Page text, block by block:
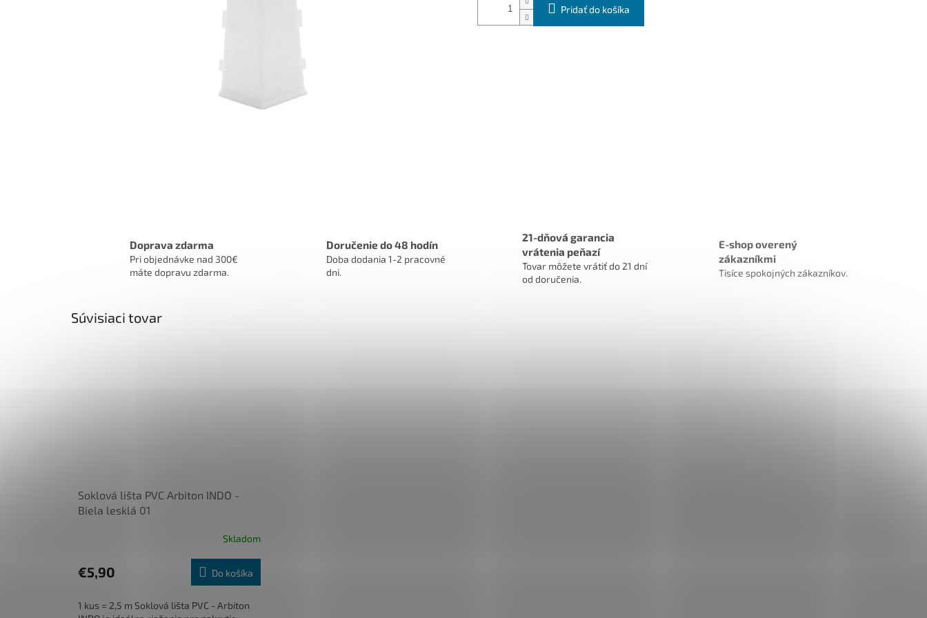
Pridať do košíka
Doprava zdarma
Pri objednávke nad 300€
máte dopravu zdarma.
Doručenie do 48 hodín
Doba dodania 1-2 pracovné
dni.
21-dňová garancia
vrátenia peňazí
Tovar môžete vrátiť do 21 dní
od doručenia.
E-shop overený
zákazníkmi
Tisíce spokojných zákazníkov.
Súvisiaci tovar
Soklová lišta PVC Arbiton INDO -
Biela lesklá 01
Skladom
€5,90 Do košíka
1 kus = 2,5 m Soklová lišta PVC - Arbiton